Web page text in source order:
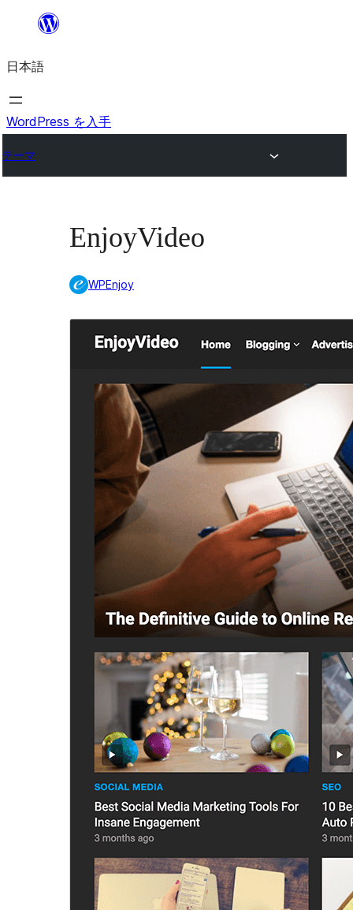
を
ス
キ
プ
日本語
WordPress を入手
テーマ
EnjoyVideo
WPEnjoy